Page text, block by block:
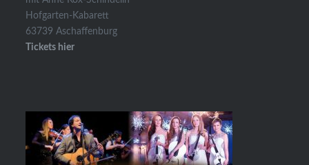
Hofgarten-Kabarett
63739 Aschaffenburg
Tickets hier